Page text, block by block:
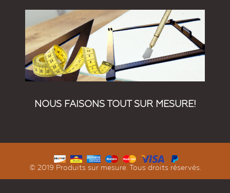
NOUS FAISONS TOUT SUR MESURE!
© 2019 Produits sur mesure. Tous droits réservés.